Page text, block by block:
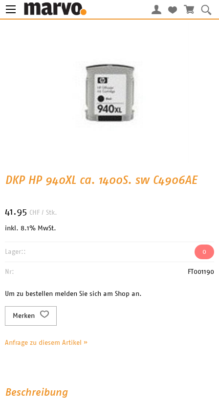
DKP HP 940XL ca. 1400S. sw C4906AE
41.95 CHF / Stk.
inkl. 8.1% MwSt.
Lager:: 0
Nr: FT001190
Um zu bestellen melden Sie sich am Shop an.
Merken
Anfrage zu diesem Artikel »
Beschreibung